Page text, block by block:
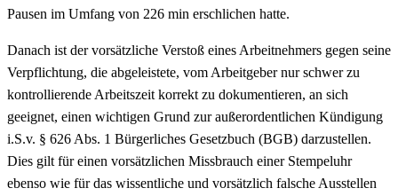
Pausen im Umfang von 226 min erschlichen hatte.
Danach ist der vorsätzliche Verstoß eines Arbeitnehmers gegen seine
Verpflichtung, die abgeleistete, vom Arbeitgeber nur schwer zu
kontrollierende Arbeitszeit korrekt zu dokumentieren, an sich
geeignet, einen wichtigen Grund zur außerordentlichen Kündigung
i.S.v. § 626 Abs. 1 Bürgerliches Gesetzbuch (BGB) darzustellen.
Dies gilt für einen vorsätzlichen Missbrauch einer Stempeluhr
ebenso wie für das wissentliche und vorsätzlich falsche Ausstellen